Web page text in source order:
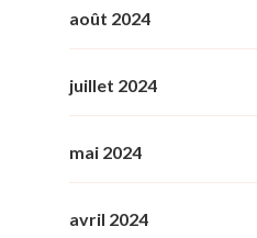
août 2024
juillet 2024
mai 2024
avril 2024